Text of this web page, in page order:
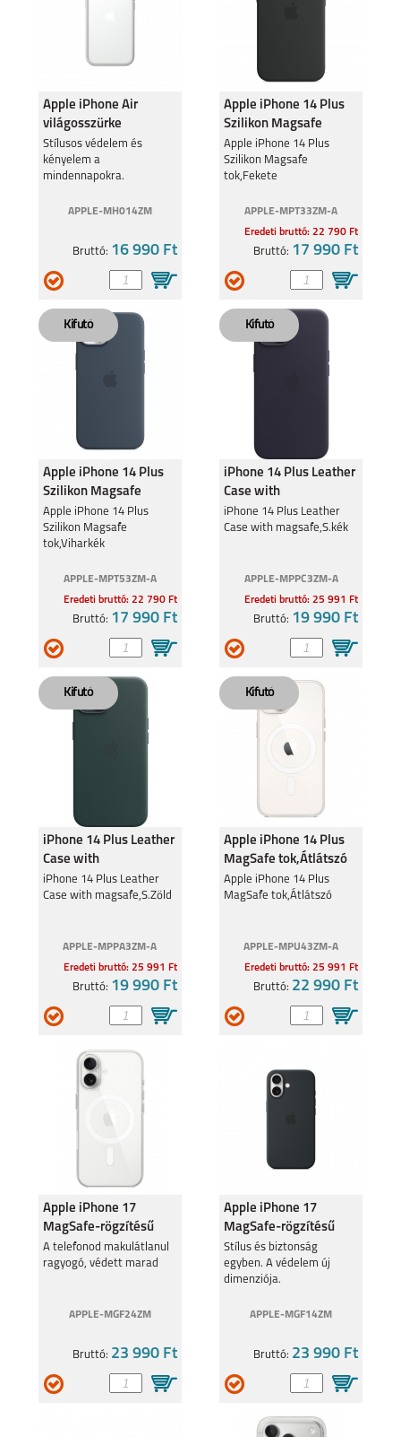
Apple iPhone Air
világosszürke
védőkeret
Stílusos védelem és
kényelem a
mindennapokra.
APPLE-MH014ZM
Bruttó: 16 990 Ft
Apple iPhone 14 Plus
Szilikon Magsafe
tok,Fekete
Apple iPhone 14 Plus
Szilikon Magsafe
tok,Fekete
APPLE-MPT33ZM-A
Eredeti bruttó: 22 790 Ft
Bruttó: 17 990 Ft
Apple iPhone 14 Plus
Szilikon Magsafe
tok,Viharkék
Apple iPhone 14 Plus
Szilikon Magsafe
tok,Viharkék
APPLE-MPT53ZM-A
Eredeti bruttó: 22 790 Ft
Bruttó: 17 990 Ft
iPhone 14 Plus Leather
Case with
magsafe,S.kék
iPhone 14 Plus Leather
Case with magsafe,S.kék
APPLE-MPPC3ZM-A
Eredeti bruttó: 25 991 Ft
Bruttó: 19 990 Ft
iPhone 14 Plus Leather
Case with
magsafe,S.Zöld
iPhone 14 Plus Leather
Case with magsafe,S.Zöld
APPLE-MPPA3ZM-A
Eredeti bruttó: 25 991 Ft
Bruttó: 19 990 Ft
Apple iPhone 14 Plus
MagSafe tok,Átlátszó
Apple iPhone 14 Plus
MagSafe tok,Átlátszó
APPLE-MPU43ZM-A
Eredeti bruttó: 25 991 Ft
Bruttó: 22 990 Ft
Apple iPhone 17
MagSafe-rögzítésű
átlátszó tok
A telefonod makulátlanul
ragyogó, védett marad
APPLE-MGF24ZM
Bruttó: 23 990 Ft
Apple iPhone 17
MagSafe-rögzítésű
fekete szilikontok
Stílus és biztonság
egyben. A védelem új
dimenziója.
APPLE-MGF14ZM
Bruttó: 23 990 Ft